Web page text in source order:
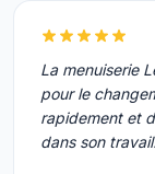
La menuiserie
pour le
rapidement et
dans son